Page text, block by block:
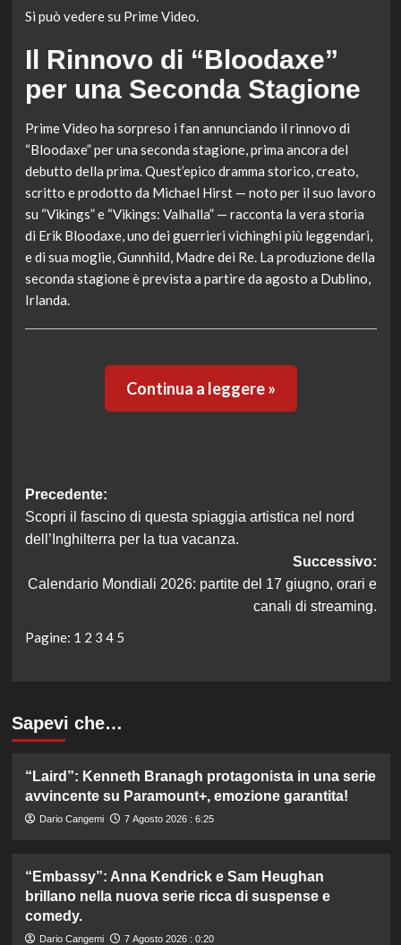
Si può vedere su Prime Video.
Il Rinnovo di “Bloodaxe”
per una Seconda Stagione
Prime Video ha sorpreso i fan annunciando il rinnovo di
“Bloodaxe” per una seconda stagione, prima ancora del
debutto della prima. Quest’epico dramma storico, creato,
scritto e prodotto da Michael Hirst — noto per il suo lavoro
su “Vikings” e “Vikings: Valhalla” — racconta la vera storia
di Erik Bloodaxe, uno dei guerrieri vichinghi più leggendari,
e di sua moglie, Gunnhild, Madre dei Re. La produzione della
seconda stagione è prevista a partire da agosto a Dublino,
Irlanda.
Continua a leggere »
Navigazione
articolo
Precedente:
Scopri il fascino di questa spiaggia artistica nel nord
dell’Inghilterra per la tua vacanza.
Successivo:
Calendario Mondiali 2026: partite del 17 giugno, orari e
canali di streaming.
Pagine: 1 2 3 4 5
Sapevi che…
“Laird”: Kenneth Branagh protagonista in una serie
avvincente su Paramount+, emozione garantita!
Dario Cangemi 7 Agosto 2026 : 6:25
“Embassy”: Anna Kendrick e Sam Heughan
brillano nella nuova serie ricca di suspense e
comedy.
Dario Cangemi 7 Agosto 2026 : 0:20